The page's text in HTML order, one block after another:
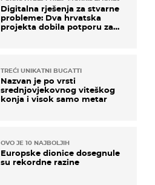
Digitalna rješenja za stvarne
probleme: Dva hrvatska
projekta dobila potporu za
TREĆI UNIKATNI BUGATTI
Nazvan je po vrsti
srednjovjekovnog viteškog
konja i visok samo metar
OVO JE 10 NAJBOLJIH
Europske dionice dosegnule
su rekordne razine